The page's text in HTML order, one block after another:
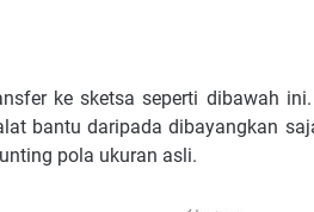
ke sketsa seperti dibawah
bantu daripada dibayangkan
pola ukuran asli.